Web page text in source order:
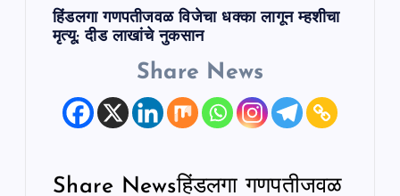
हिंडलगा गणपतीजवळ विजेचा धक्का लागून म्हशीचा
मृत्यू; दीड लाखांचे नुकसान
Share News
Share Newsहिंडलगा गणपतीजवळ